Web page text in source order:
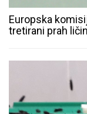
Europska
tretirani prah